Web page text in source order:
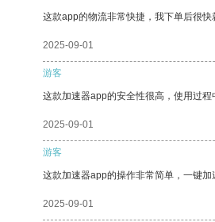
这款app的物流非常快捷，我下单后很快
2025-09-01
游客
这款加速器app的安全性很高，使用过程
2025-09-01
游客
这款加速器app的操作非常简单，一键加
2025-09-01